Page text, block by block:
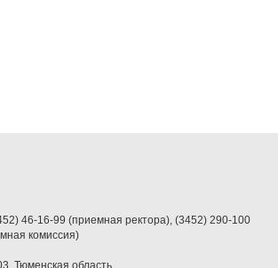
46-16-99 (приемная ректора), (3452) 290-100
комиссия)
Тюменская область,